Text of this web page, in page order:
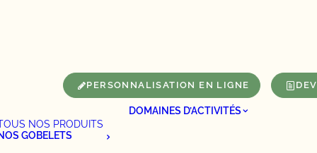
NOS PRODUITS
GOBELETS
DOMAINES D’ACTIVITÉS
PERSONNALISATION EN LIGNE